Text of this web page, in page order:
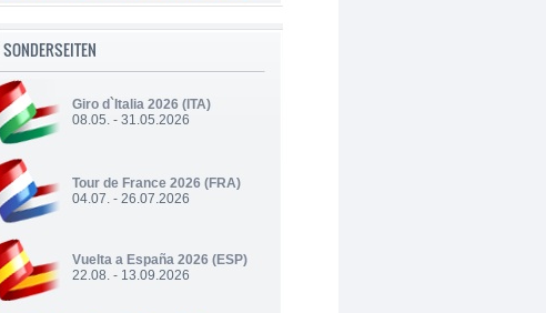
SONDERSEITEN
Giro d`Italia 2026 (ITA)
08.05. - 31.05.2026
Tour de France 2026 (FRA)
04.07. - 26.07.2026
Vuelta a España 2026 (ESP)
22.08. - 13.09.2026